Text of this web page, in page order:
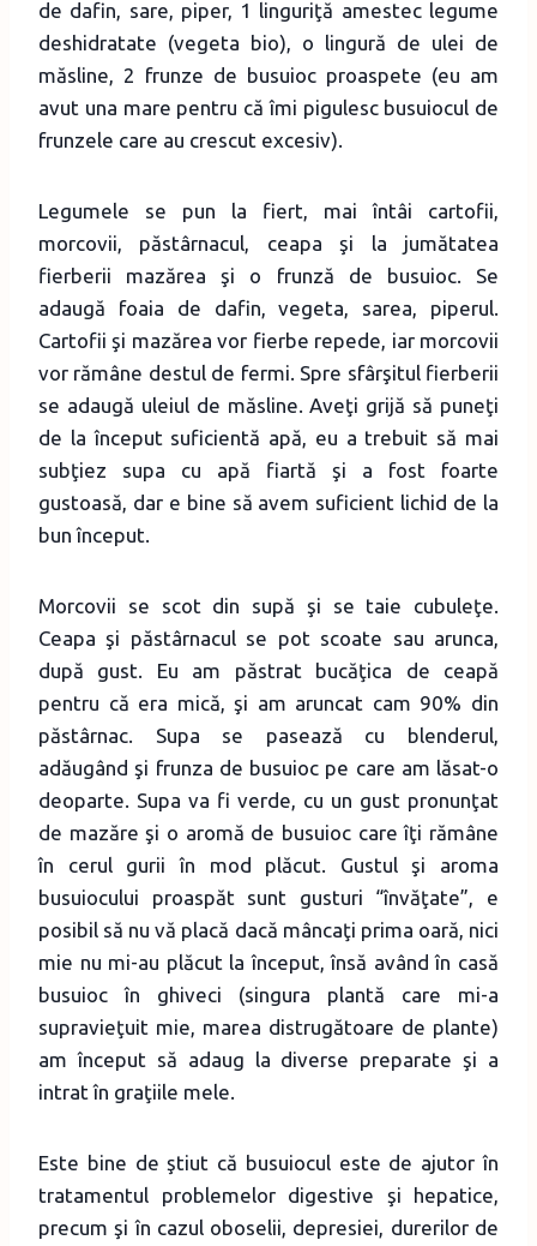
de dafin, sare, piper, 1 linguriţă amestec legume
deshidratate (vegeta bio), o lingură de ulei de
măsline, 2 frunze de busuioc proaspete (eu am
avut una mare pentru că îmi pigulesc busuiocul de
frunzele care au crescut excesiv).
Legumele se pun la fiert, mai întâi cartofii,
morcovii, păstârnacul, ceapa şi la jumătatea
fierberii mazărea şi o frunză de busuioc. Se
adaugă foaia de dafin, vegeta, sarea, piperul.
Cartofii şi mazărea vor fierbe repede, iar morcovii
vor rămâne destul de fermi. Spre sfârşitul fierberii
se adaugă uleiul de măsline. Aveţi grijă să puneţi
de la început suficientă apă, eu a trebuit să mai
subţiez supa cu apă fiartă şi a fost foarte
gustoasă, dar e bine să avem suficient lichid de la
bun început.
Morcovii se scot din supă şi se taie cubuleţe.
Ceapa şi păstârnacul se pot scoate sau arunca,
după gust. Eu am păstrat bucăţica de ceapă
pentru că era mică, şi am aruncat cam 90% din
păstârnac. Supa se pasează cu blenderul,
adăugând şi frunza de busuioc pe care am lăsat-o
deoparte. Supa va fi verde, cu un gust pronunţat
de mazăre şi o aromă de busuioc care îţi rămâne
în cerul gurii în mod plăcut. Gustul şi aroma
busuiocului proaspăt sunt gusturi “învăţate”, e
posibil să nu vă placă dacă mâncaţi prima oară, nici
mie nu mi-au plăcut la început, însă având în casă
busuioc în ghiveci (singura plantă care mi-a
supravieţuit mie, marea distrugătoare de plante)
am început să adaug la diverse preparate şi a
intrat în graţiile mele.
Este bine de ştiut că busuiocul este de ajutor în
tratamentul problemelor digestive şi hepatice,
precum şi în cazul oboselii, depresiei, durerilor de